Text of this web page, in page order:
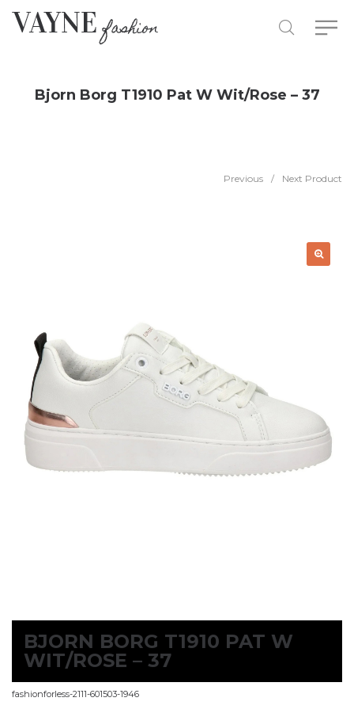
Bjorn Borg T1910 Pat W Wit/Rose – 37
Previous / Next Product
BJORN BORG T1910 PAT W
WIT/ROSE – 37
fashionforless-2111-601503-1946